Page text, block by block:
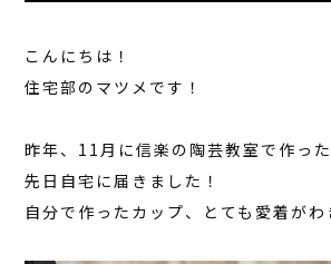
こんにちは！
住宅部のマツメです！
昨年、11月に信楽の陶芸教室で作った
先日自宅に届きました！
自分で作ったカップ、とても愛着が